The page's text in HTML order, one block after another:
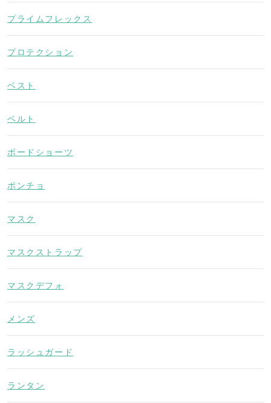
プライムフレックス
プロテクション
ベスト
ベルト
ボードショーツ
ポンチョ
マスク
マスクストラップ
マスクデフォ
メンズ
ラッシュガード
ランタン